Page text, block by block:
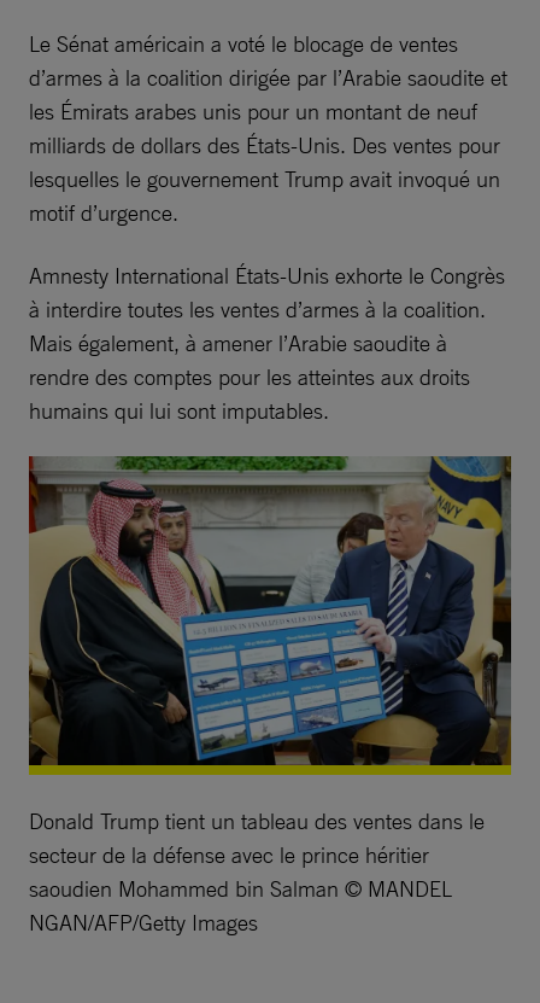
Le Sénat américain a voté le blocage de ventes
d’armes à la coalition dirigée par l’Arabie saoudite et
les Émirats arabes unis pour un montant de neuf
milliards de dollars des États-Unis. Des ventes pour
lesquelles le gouvernement Trump avait invoqué un
motif d’urgence.
Amnesty International États-Unis exhorte le Congrès
à interdire toutes les ventes d’armes à la coalition.
Mais également, à amener l’Arabie saoudite à
rendre des comptes pour les atteintes aux droits
humains qui lui sont imputables.
Donald Trump tient un tableau des ventes dans le
secteur de la défense avec le prince héritier
saoudien Mohammed bin Salman © MANDEL
NGAN/AFP/Getty Images